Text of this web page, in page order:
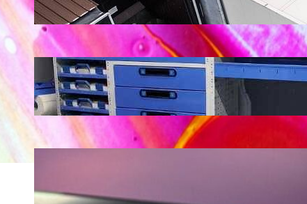
iul. 2, 2026
Atelier mobil: cum transformi o dubă
obișnuită într-un spațiu de lucru care
chiar funcționează
iun. 24, 2026
iun. 23, 2026